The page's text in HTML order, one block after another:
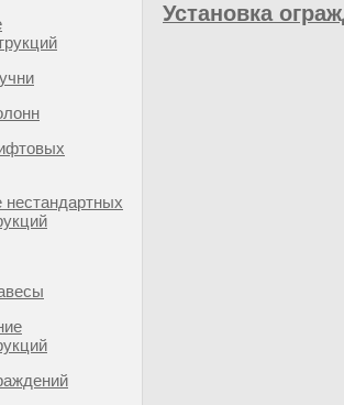
нестандартных
Установка